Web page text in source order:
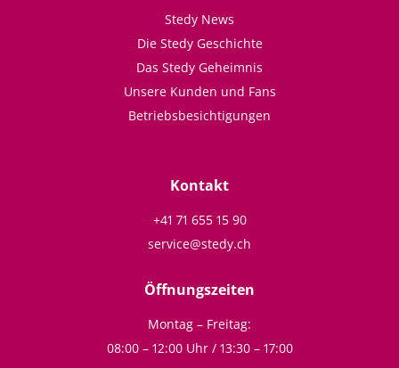
Stedy News
Die Stedy Geschichte
Das Stedy Geheimnis
Unsere Kunden und Fans
Betriebsbesichtigungen
Kontakt
+41 71 655 15 90
service@stedy.ch
Öffnungszeiten
Montag – Freitag:
08:00 – 12:00 Uhr / 13:30 – 17:00